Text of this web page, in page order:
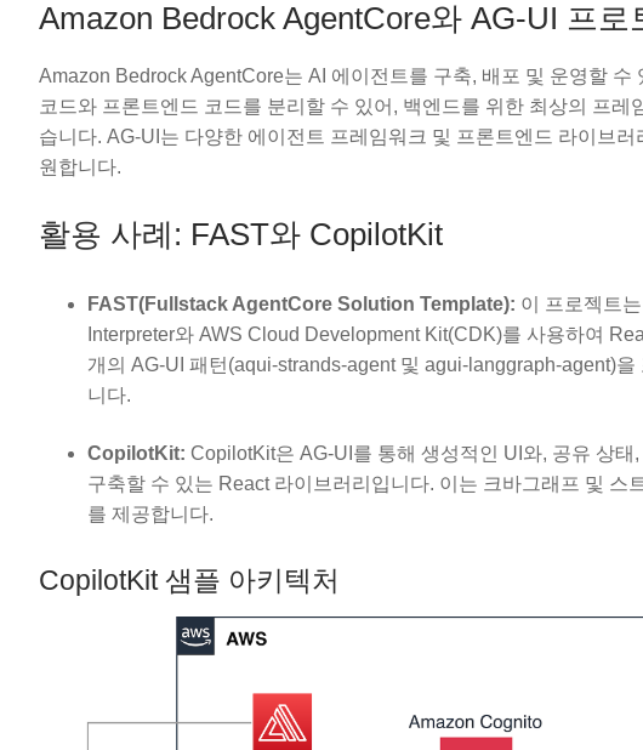
Amazon Bedrock AgentCore와 AG-UI 프로
Amazon Bedrock AgentCore는 AI 에이전트를 구축, 배포 및 운영할
코드와 프론트엔드 코드를 분리할 수 있어, 백엔드를 위한 최상의 프
습니다. AG-UI는 다양한 에이전트 프레임워크 및 프론트엔드 라이브
원합니다.
활용 사례: FAST와 CopilotKit
FAST(Fullstack AgentCore Solution Template): 이 프로젝트
Interpreter와 AWS Cloud Development Kit(CDK)를 사용하여
개의 AG-UI 패턴(aqui-strands-agent 및 agui-langgraph-agent)
니다.
CopilotKit: CopilotKit은 AG-UI를 통해 생성적인 UI와, 공유 상
구축할 수 있는 React 라이브러리입니다. 이는 크바그래프 및
를 제공합니다.
CopilotKit 샘플 아키텍처